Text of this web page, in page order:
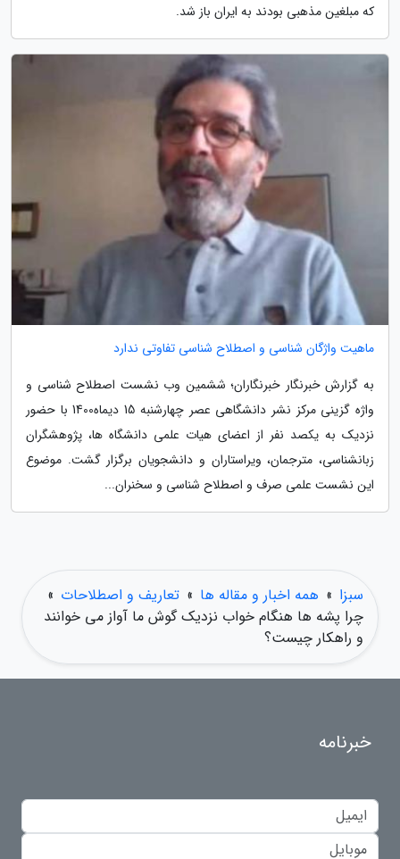
که مبلغین مذهبی بودند به ایران باز شد.
ماهیت واژگان شناسی و اصطلاح شناسی تفاوتی ندارد
به گزارش خبرنگار خبرنگاران؛ ششمین وب نشست اصطلاح شناسی و
واژه گزینی مرکز نشر دانشگاهی عصر چهارشنبه 15 دیماه1400 با حضور
نزدیک به یکصد نفر از اعضای هیات علمی دانشگاه ها، پژوهشگران
زبانشناسی، مترجمان، ویراستاران و دانشجویان برگزار گشت. موضوع
این نشست علمی صرف و اصطلاح شناسی و سخنران...
سبزا » همه اخبار و مقاله ها » تعاریف و اصطلاحات »
چرا پشه ها هنگام خواب نزدیک گوش ما آواز می خوانند
و راهکار چیست؟
خبرنامه